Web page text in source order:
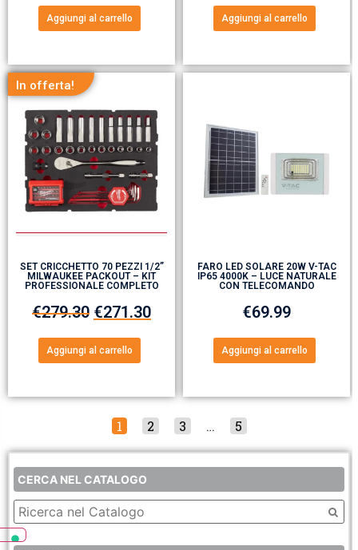
CERCA NEL CATALOGO
Aggiungi al carrello Aggiungi al carrello
In offerta!
SET CRICCHETTO 70 PEZZI 1/2”
MILWAUKEE PACKOUT – KIT
PROFESSIONALE COMPLETO
€279.30 €271.30
Aggiungi al carrello
FARO LED SOLARE 20W V-TAC
IP65 4000K – LUCE NATURALE
CON TELECOMANDO
€69.99
Aggiungi al carrello
1 2 3 … 5